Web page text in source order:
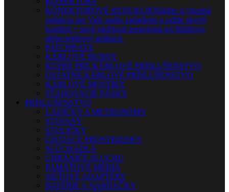
KONEKTOROVÉ REDUKCIENájdite si vhodnú
redukciu pre Vaše audio zariadenie a zažite skvelý
komfort + nové možnosti prepojenia pri štúdiovej,
alebo pódiovej aplikácii.
PATCHBAYE
KÁBLOVÉ BUBNY
KUFRE PRE KÁBLOVÉ PRÍSLUŠENSTVO
OSTATNÉ KÁBLOVÉ PRÍSLUŠENSTVO
KÁBLOVÉ MOSTÍKY
SŤAHOVACIE PÁSKY
PRÍSLUŠENSTVO
LADIČKY A METRONÓMY
STOJANY
STOLIČKY
ČISTIACE PROSTRIEDKY
SLÚCHADLÁ
CHRÁNIČE SLUCHU
PAMÄŤOVÉ MÉDIÁ
SIEŤOVÉ ADAPTÉRY
BATÉRIE A NABÍJAČKY